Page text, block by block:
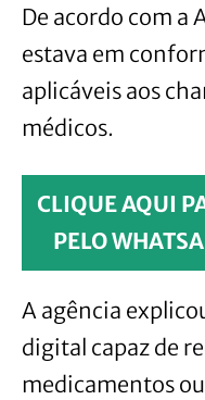
De acordo com a
estava em
aplicáveis aos
médicos.
CLIQUE AQUI
PELO
A agência
digital capaz de
medicamentos